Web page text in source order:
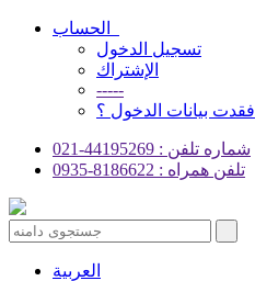
تسجيل الدخول
الإشتراك
-----
فقدت بيانات الدخول ؟
شماره تلفن : 44195269-021
تلفن همراه : 8186622-0935
العربية